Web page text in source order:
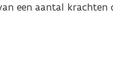
een aantal krachten